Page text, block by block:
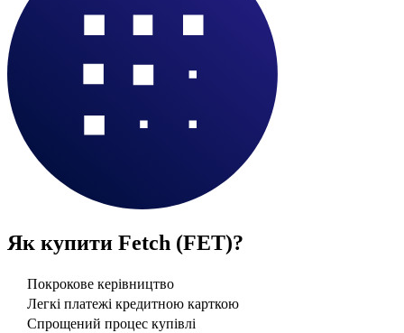
Як купити Fetch (FET)?
Покрокове керівництво
Легкі платежі кредитною карткою
Спрощений процес купівлі